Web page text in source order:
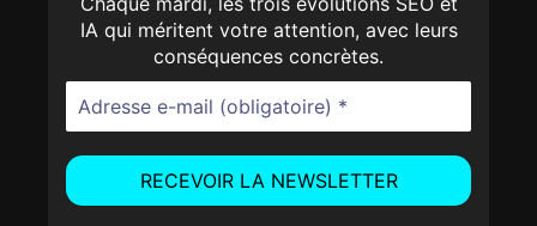
IA qui méritent votre attention, avec leurs
conséquences concrètes.